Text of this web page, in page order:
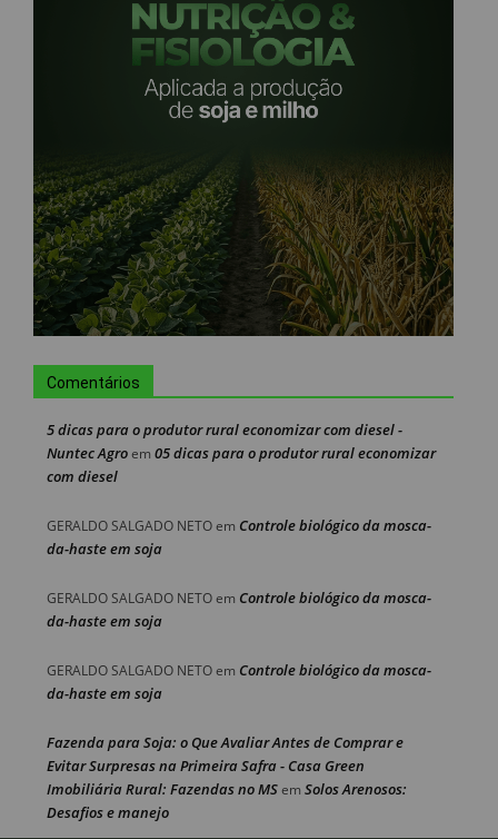
Comentários
5 dicas para o produtor rural economizar com diesel -
Nuntec Agroem 05 dicas para o produtor rural economizar
com diesel
GERALDO SALGADO NETOem Controle biológico da mosca-
da-haste em soja
GERALDO SALGADO NETOem Controle biológico da mosca-
da-haste em soja
GERALDO SALGADO NETOem Controle biológico da mosca-
da-haste em soja
Fazenda para Soja: o Que Avaliar Antes de Comprar e
Evitar Surpresas na Primeira Safra - Casa Green
Imobiliária Rural: Fazendas no MSem Solos Arenosos:
Desafios e manejo